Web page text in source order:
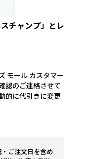
チャンプ」とレ
モール カスタマー
認のご連絡させて
的に代引きに変更
ご注文日を含め